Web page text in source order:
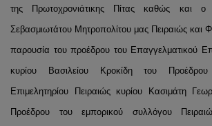
της Πρωτοχρονιάτικης Πίτας καθώς και
Σεβασμιωτάτου Μητροπολίτου μας Πειραιώς και
παρουσία του προέδρου του Επαγγελματικού
κυρίου Βασιλείου Κροκίδη του
Επιμελητηρίου Πειραιώς κυρίου Κασιμάτη
Προέδρου του εμπορικού συλλόγου